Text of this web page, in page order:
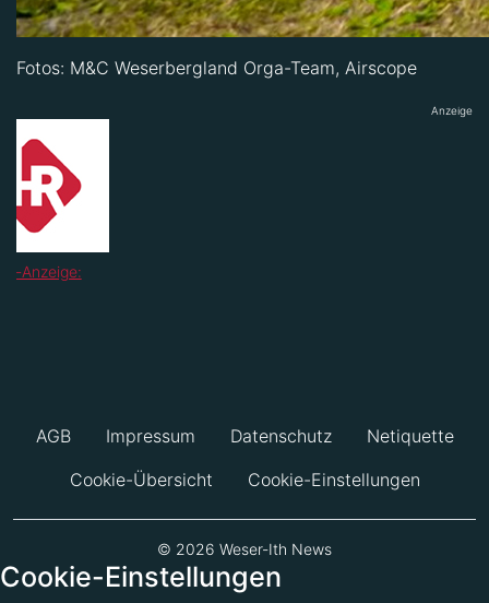
Fotos: M&C Weserbergland Orga-Team, Airscope
Anzeige
AGB Impressum Datenschutz
Netiquette
Cookie-Übersicht
Cookie-Einstellungen
© 2026 Weser-Ith News
Cookie-Einstellungen